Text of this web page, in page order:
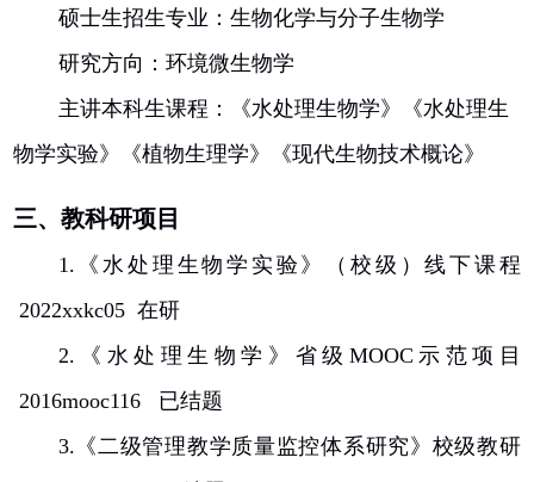
硕士生招生专业：生物化学与分子生物学
研究方向：环境微生物学
主讲本科生课程：《水处理生物学》《水处理生
物学实验》《植物生理学》
《现代生物技术概论》
三、教科研项目
1. 《水处理生物学实验》（校级）线下课程
2022xxkc05在研
2. 《水处理生物学》省级 MOOC 示范项目
2016mooc116 已结题
3. 《二级管理教学质量监控体系研究》校级教研